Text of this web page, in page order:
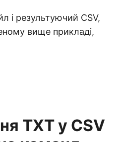
і результуючий CSV,
вище прикладі,
TXT у CSV